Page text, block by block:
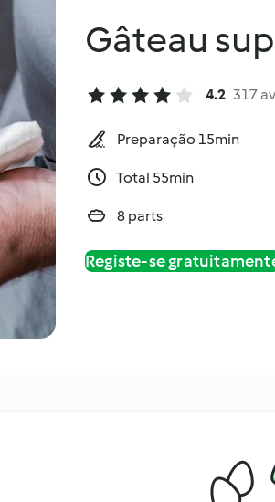
Gâteau
4.2 317
Preparação 15min
Total 55min
8 parts
Registe-se